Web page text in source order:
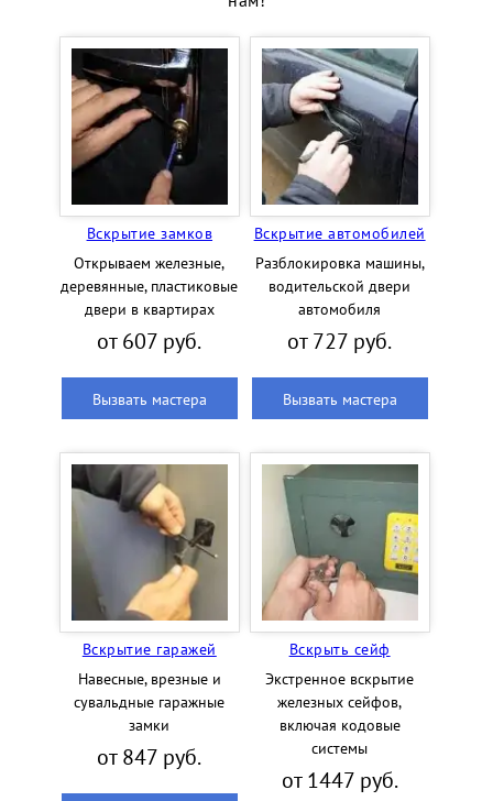
Вскрытие замков
Открываем железные,
деревянные, пластиковые
двери в квартирах
от 607 руб.
Вызвать мастера
Вскрытие автомобилей
Разблокировка машины,
водительской двери
автомобиля
от 727 руб.
Вызвать мастера
Вскрытие гаражей
Навесные, врезные и
сувальдные гаражные
замки
от 847 руб.
Вскрыть сейф
Экстренное вскрытие
железных сейфов,
включая кодовые
системы
от 1447 руб.